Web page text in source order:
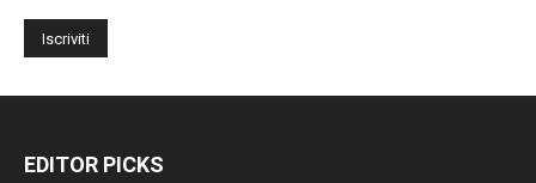
EDITOR PICKS